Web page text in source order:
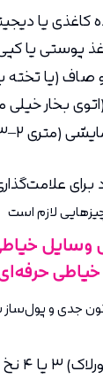
کاغذی یا
پوستی یا
(یا تخته برش
(اتوی بخار
برای
وسایل
خیاطی
جدی و
یا ۴ نخ